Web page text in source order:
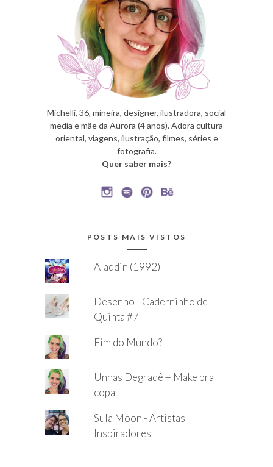
Michelli, 36, mineira, designer, ilustradora, social
media e mãe da Aurora (4 anos). Adora cultura
oriental, viagens, ilustração, filmes, séries e
fotografia.
Quer saber mais?
POSTS MAIS VISTOS
Aladdin (1992)
Desenho - Caderninho de
Quinta #7
Fim do Mundo?
Unhas Degradê + Make pra
copa
Sula Moon - Artistas
Inspiradores